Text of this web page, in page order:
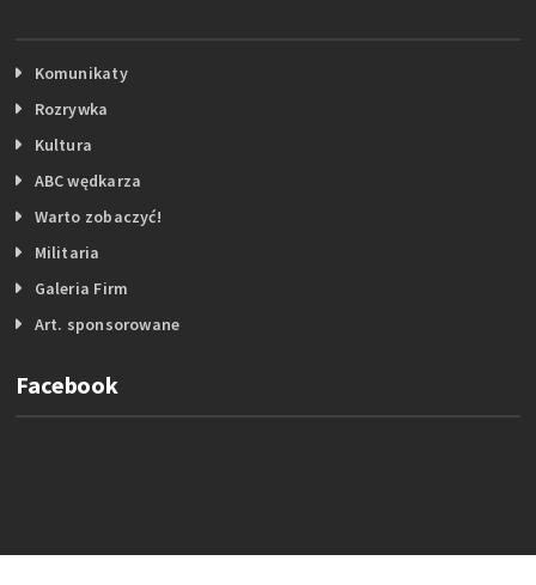
Komunikaty
Rozrywka
Kultura
ABC wędkarza
Warto zobaczyć!
Militaria
Galeria Firm
Art. sponsorowane
Facebook